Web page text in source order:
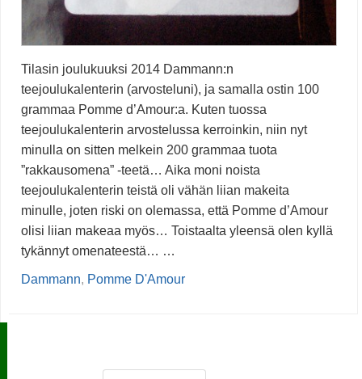
Tilasin joulukuuksi 2014 Dammann:n
teejoulukalenterin (arvosteluni), ja samalla ostin 100
grammaa Pomme d’Amour:a. Kuten tuossa
teejoulukalenterin arvostelussa kerroinkin, niin nyt
minulla on sitten melkein 200 grammaa tuota
”rakkausomena” -teetä… Aika moni noista
teejoulukalenterin teistä oli vähän liian makeita
minulle, joten riski on olemassa, että Pomme d’Amour
olisi liian makeaa myös… Toistaalta yleensä olen kyllä
tykännyt omenateestä… …
Dammann, Pomme D'Amour